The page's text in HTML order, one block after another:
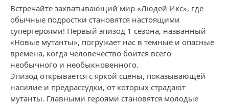
Встречайте захватывающий мир «Людей Икс», где
обычные подростки становятся настоящими
супергероями! Первый эпизод 1 сезона, названный
«Новые мутанты», погружает нас в темные и опасные
времена, когда человечество боится всего
необычного и необыкновенного.
Эпизод открывается с яркой сцены, показывающей
насилие и предрассудки, от которых страдают
мутанты. Главными героями становятся молодые